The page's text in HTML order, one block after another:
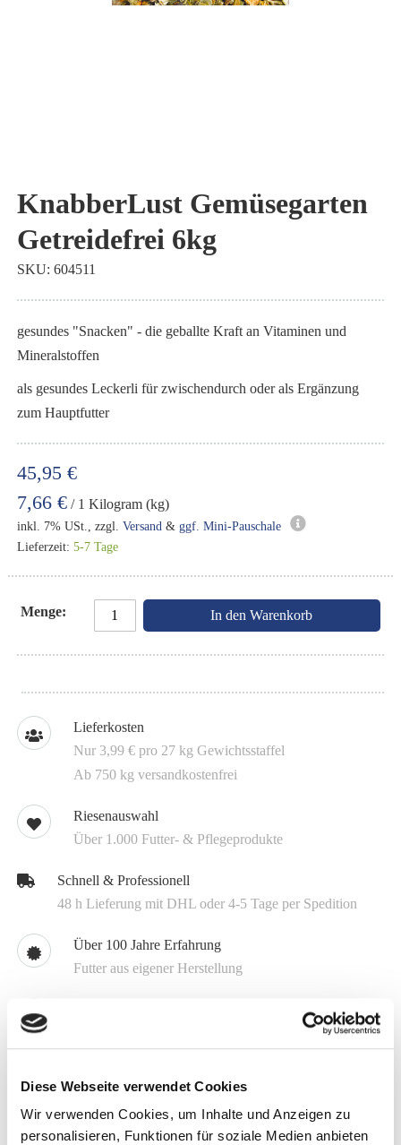
Diese Webseite verwendet Cookies
Wir verwenden Cookies, um Inhalte und Anzeigen zu
personalisieren, Funktionen für soziale Medien anbieten
Anfang
der
Bildgalerie
springen
KnabberLust Gemüsegarten
Getreidefrei 6kg
45,95 €
7,66 € / 1 Kilogram (kg)
inkl. 7% USt., zzgl.Versand &ggf. Mini-Pauschale
Lieferzeit:5-7 Tage
Menge In den Warenkorb
gesundes "Snacken" - die geballte Kraft an Vitaminen und
Mineralstoffen
als gesundes Leckerli für zwischendurch oder als Ergänzung
zum Hauptfutter
SKU 604511
Lieferkosten
Nur 3,99 € pro 27 kg Gewichtsstaffel
Ab 750 kg versandkostenfrei
Riesenauswahl
Über 1.000 Futter- & Pflegeprodukte
Schnell & Professionell
48 h Lieferung mit DHL oder 4-5 Tage per Spedition
Über 100 Jahre Erfahrung
Futter aus eigener Herstellung